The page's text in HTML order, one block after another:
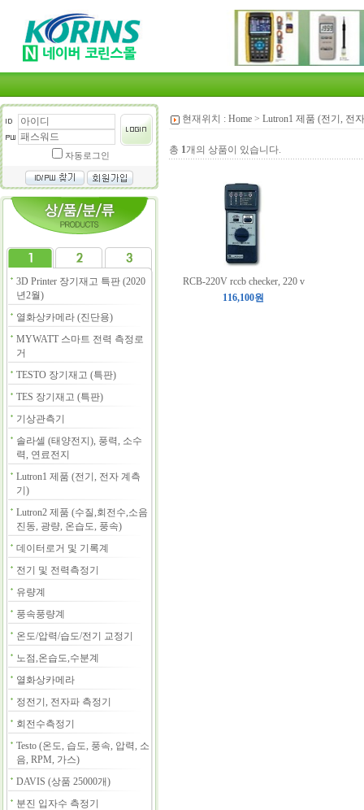
자동로그인
3D Printer 장기재고 특판 (2020
년2월)
열화상카메라 (진단용)
MYWATT 스마트 전력 측정로
거
TESTO 장기재고 (특판)
TES 장기재고 (특판)
기상관측기
솔라셀 (태양전지), 풍력, 소수
력, 연료전지
Lutron1 제품 (전기, 전자 계측
기)
Lutron2 제품 (수질,회전수,소음
진동, 광량, 온습도, 풍속)
데이터로거 및 기록계
전기 및 전력측정기
유량계
풍속풍량계
온도/압력/습도/전기 교정기
노점,온습도,수분계
열화상카메라
정전기, 전자파 측정기
회전수측정기
Testo (온도, 습도, 풍속, 압력, 소
음, RPM, 가스)
DAVIS (상품 25000개)
분진 입자수 측정기
현재위치 : Home > Lutron1 제품 (전기, 전
총 1개의 상품이 있습니다.
RCB-220V rccb checker, 220 v
116,100원